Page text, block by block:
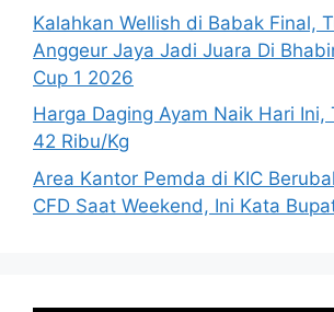
Kalahkan Wellish di Babak Final,
Anggeur Jaya Jadi Juara Di
Cup 1 2026
Harga Daging Ayam Naik Hari Ini,
42 Ribu/Kg
Area Kantor Pemda di KIC
CFD Saat Weekend, Ini Kata